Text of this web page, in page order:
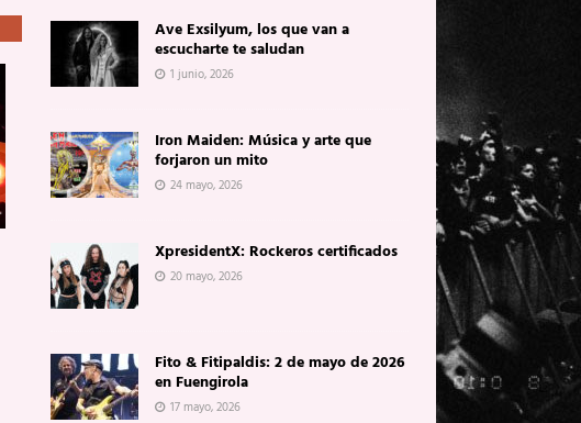
Ave Exsilyum, los que van a
escucharte te saludan
1 junio, 2026
Iron Maiden: Música y arte que
forjaron un mito
24 mayo, 2026
XpresidentX: Rockeros certificados
20 mayo, 2026
Fito & Fitipaldis: 2 de mayo de 2026
en Fuengirola
17 mayo, 2026